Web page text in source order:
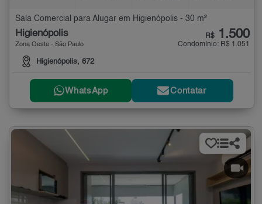
Sala Comercial para Alugar em Higienópolis - 30 m²
Higienópolis
Zona Oeste - São Paulo
Higienópolis, 672
R$ 1.500
Condomínio: R$ 1.051
WhatsApp Contatar